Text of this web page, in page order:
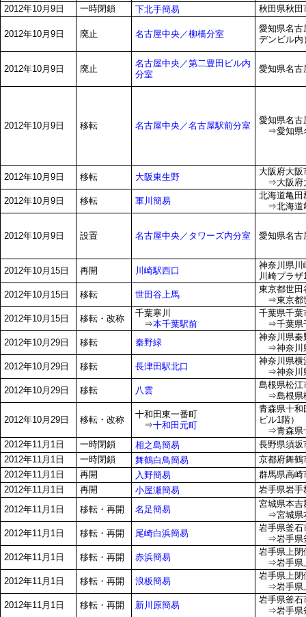
2012年10月9日
一時閉鎖 下北手簡易 秋田県秋田
2012年10月9日 廃止 名古屋中央／柳橋分室
愛知県名古
デンビル内
2012年10月9日 廃止
名古屋中央／第二豊田ビル内
分室
愛知県名古
2012年10月9日 移転 名古屋中央／名古屋駅前分室
愛知県名古
⇒愛知県
2012年10月9日 移転 大阪東生野
大阪府大阪
⇒大阪府
2012年10月9日
移転 軍川簡易
北海道亀田
⇒北海道
2012年10月9日 設置 名古屋中央／タワーズ内分室 愛知県名古
2012年10月15日 再開 川崎駅西口
神奈川県川
川崎プラザ
2012年10月15日
移転 世田谷上馬
東京都世田
⇒東京都
2012年10月15日
移転・改称
千葉寒川
⇒本千葉駅前
千葉県千葉
⇒千葉県
2012年10月29日
移転 秦野緑
神奈川県秦
⇒神奈川
2012年10月29日
移転 長津田駅北口
神奈川県横
⇒神奈川
2012年10月29日
移転 八雲
島根県松江
⇒島根県
2012年10月29日 移転・改称
十和田東一番町
⇒十和田元町
青森県十和
ビル1階）
⇒青森県
2012年11月1日
一時閉鎖 相之島簡易
長野県須坂
2012年11月1日
一時閉鎖 舞鶴白鳥簡易
京都府舞鶴
2012年11月1日
再開 入野簡易
群馬県高崎
2012年11月1日
再開 小屋瀬簡易
岩手県岩手
2012年11月1日
移転・再開 名足簡易
宮城県本吉
⇒宮城県
2012年11月1日
移転・再開 尾崎白浜簡易
岩手県釜石
⇒岩手県
2012年11月1日
移転・再開 赤浜簡易
岩手県上閉
⇒岩手県
2012年11月1日
移転・再開 浪板簡易
岩手県上閉
⇒岩手県
2012年11月1日
移転・再開 新川原簡易
岩手県釜石
⇒岩手県